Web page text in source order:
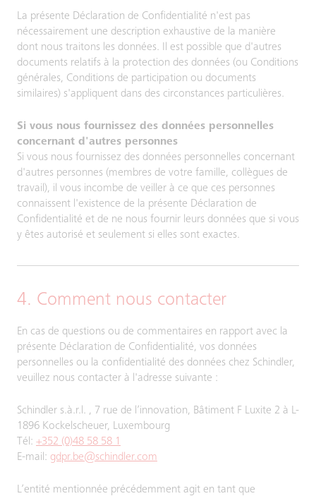
La présente Déclaration de Confidentialité n'est pas
nécessairement une description exhaustive de la manière
dont nous traitons les données. Il est possible que d'autres
documents relatifs à la protection des données (ou Conditions
générales, Conditions de participation ou documents
similaires) s'appliquent dans des circonstances particulières.
Si vous nous fournissez des données personnelles
concernant d'autres personnes
Si vous nous fournissez des données personnelles concernant
d'autres personnes (membres de votre famille, collègues de
travail), il vous incombe de veiller à ce que ces personnes
connaissent l'existence de la présente Déclaration de
Confidentialité et de ne nous fournir leurs données que si vous
y êtes autorisé et seulement si elles sont exactes.
4. Comment nous contacter
En cas de questions ou de commentaires en rapport avec la
présente Déclaration de Confidentialité, vos données
personnelles ou la confidentialité des données chez Schindler,
veuillez nous contacter à l'adresse suivante :
Schindler s.à.r.l. , 7 rue de l’innovation, Bâtiment F Luxite 2 à L-
1896 Kockelscheuer, Luxembourg
Tél: +352 (0)48 58 58 1
E-mail: gdpr.be@schindler.com
L’entité mentionnée précédemment agit en tant que